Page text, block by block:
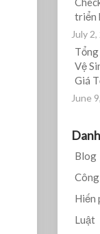
triển
July
Vệ
Giá
June
Blog
Hiến
Luật